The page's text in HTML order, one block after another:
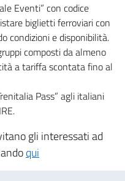
Eventi” con codice
biglietti ferroviari con
condizioni e disponibilità.
composti da almeno
a tariffa scontata fino al
Pass” agli italiani
gli interessati ad
qui